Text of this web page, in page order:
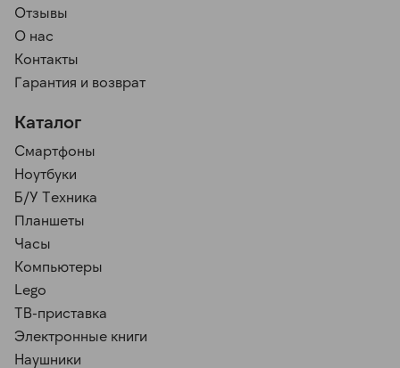
Отзывы
О нас
Контакты
Гарантия и возврат
Каталог
Смартфоны
Ноутбуки
Б/У Техника
Планшеты
Часы
Компьютеры
Lego
ТВ-приставка
Электронные книги
Наушники